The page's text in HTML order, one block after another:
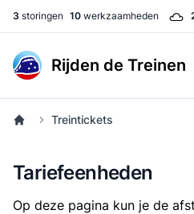
3 storingen 10 werkzaamheden
Rijden de Treinen
Treintickets
Tariefeenheden
Op deze pagina kun je de